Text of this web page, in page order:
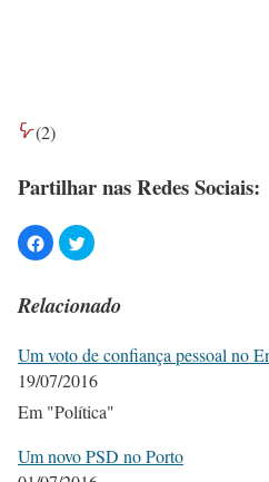
(2)
Partilhar nas Redes Sociais:
Relacionado
Um voto de confiança pessoal no
19/07/2016
Em "Política"
Um novo PSD no Porto